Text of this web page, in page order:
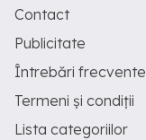
Contact
Publicitate
Întrebări frecvente
Termeni și condiții
Lista categoriilor